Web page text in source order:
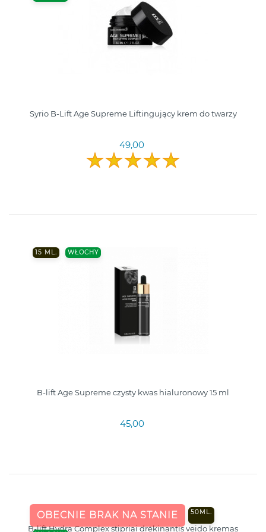
Syrio B-Lift Age Supreme Liftingujący krem do twarzy
49,00
15 ML. WŁOCHY
B-lift Age Supreme czysty kwas hialuronowy 15 ml
45,00
OBECNIE BRAK NA STANIE 50ML.
B-lift Hydra Complex stipriai drėkinantis veido kremas